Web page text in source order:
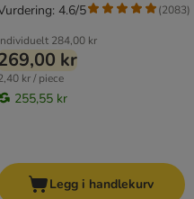
284,00 kr
kr
kr / piece
255,55 kr
4.6/5 (2083)
Legg i handlekurv